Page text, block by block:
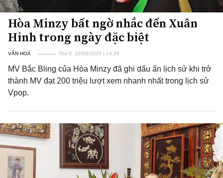
Hòa Minzy bất ngờ nhắc đến Xuân
Hinh trong ngày đặc biệt
VĂN HOÁ Thứ 5, 22/05/2025 | 14:26
MV Bắc Bling của Hòa Minzy đã ghi dấu ấn lịch sử khi trở
thành MV đạt 200 triệu lượt xem nhanh nhất trong lịch sử
Vpop.